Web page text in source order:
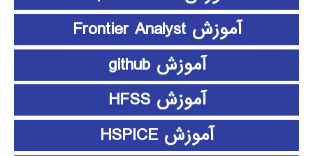
آموزش Frontier Analyst
آموزش github
آموزش HFSS
آموزش HSPICE